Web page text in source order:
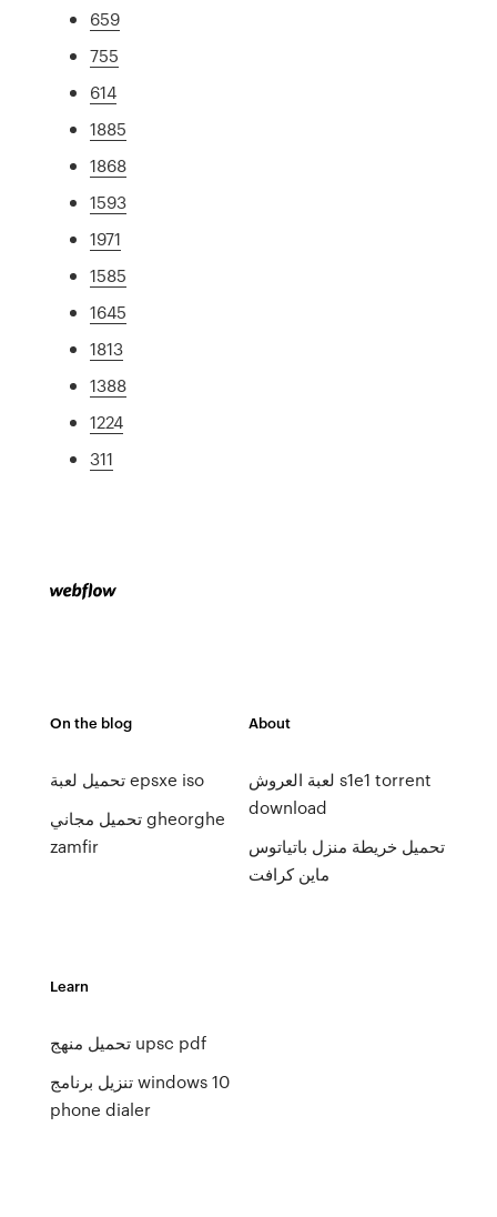
659
755
614
1885
1868
1593
1971
1585
1645
1813
1388
1224
311
On the blog
تحميل لعبة epsxe iso
تحميل مجاني gheorghe
zamfir
About
لعبة العروش s1e1 torrent
download
تحميل خريطة منزل باتياتوس
ماين كرافت
Learn
تحميل منهج upsc pdf
تنزيل برنامج windows 10
phone dialer